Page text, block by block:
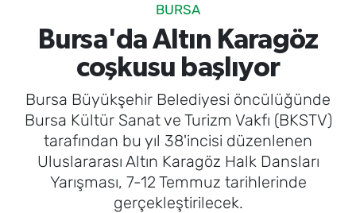
BURSA
Bursa'da Altın Karagöz
coşkusu başlıyor
Bursa Büyükşehir Belediyesi öncülüğünde
Bursa Kültür Sanat ve Turizm Vakfı (BKSTV)
tarafından bu yıl 38'incisi düzenlenen
Uluslararası Altın Karagöz Halk Dansları
Yarışması, 7-12 Temmuz tarihlerinde
gerçekleştirilecek.
MAGAZİN
BİLİM
DÜNYA
TEKNOLOJİ
SPOR
TFF 2.Lig Beyaz Grup Puan Durumu ve Fikstür
Tüm Manşetler
Son Dakika Haberleri
Haber Arşivi